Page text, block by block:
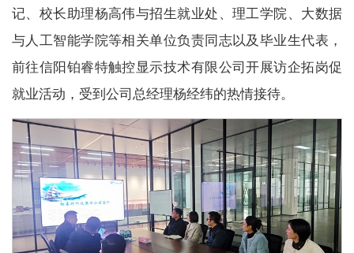
记、校长助理杨高伟与招生就业处、理工学院、大数据
与人工智能学院等相关单位负责同志以及毕业生代表，
前往信阳铂睿特触控显示技术有限公司开展访企拓岗促
就业活动，受到公司总经理杨经纬的热情接待。